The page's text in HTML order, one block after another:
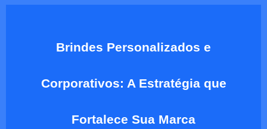
Brindes Personalizados e
Corporativos: A Estratégia que
Fortalece Sua Marca